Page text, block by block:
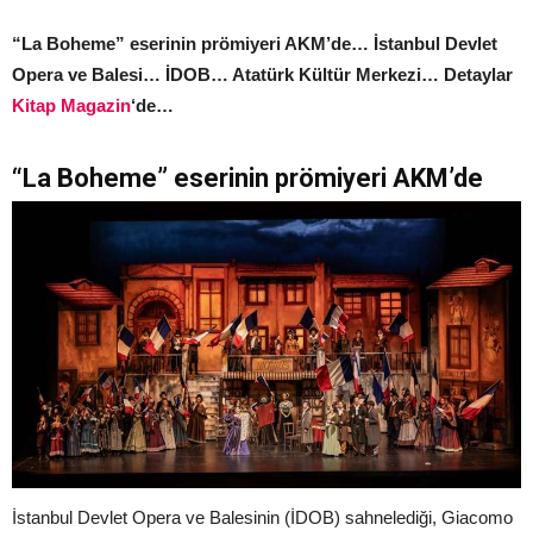
“La Boheme” eserinin prömiyeri AKM’de… İstanbul Devlet
Opera ve Balesi… İDOB… Atatürk Kültür Merkezi… Detaylar
Kitap Magazin‘de…
“La Boheme” eserinin prömiyeri AKM’de
İstanbul Devlet Opera ve Balesinin (İDOB) sahnelediği, Giacomo